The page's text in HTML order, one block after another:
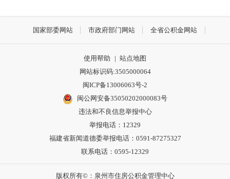
国家部委网站 市政府部门网站 全省公积金网站
使用帮助 | 站点地图
网站标识码:3505000064
闽ICP备13006063号-2
闽公网安备35050202000083号
违法和不良信息举报中心
举报电话：12329
福建省新闻道德委举报电话：0591-87275327
联系电话：0595-12329
版权所有©：泉州市住房公积金管理中心